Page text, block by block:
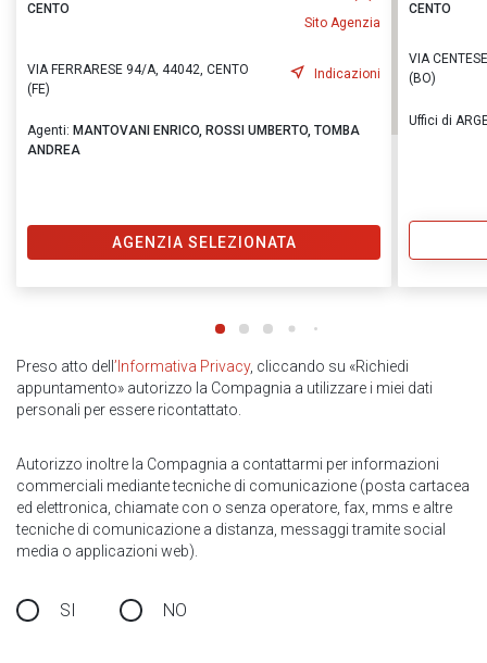
CENTO
Sito Agenzia
VIA FERRARESE 94/A, 44042, CENTO
(FE)
Indicazioni
Agenti: MANTOVANI ENRICO, ROSSI UMBERTO, TOMBA
ANDREA
AGENZIA SELEZIONATA
CENTO
VIA
(BO)
Uffici di
Preso atto dell ’Informativa Privacy, cliccando su «Richiedi
appuntamento» autorizzo la Compagnia a utilizzare i miei dati
personali per essere ricontattato.
Autorizzo inoltre la Compagnia a contattarmi per informazioni
commerciali mediante tecniche di comunicazione (posta cartacea
ed elettronica, chiamate con o senza operatore, fax, mms e altre
tecniche di comunicazione a distanza, messaggi tramite social
media o applicazioni web).
SI NO